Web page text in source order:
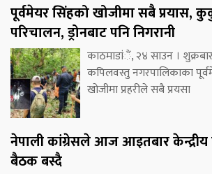
पूर्वमेयर सिंहको खोजीमा सबै प्रयास,
परिचालन, ड्रोनबाट पनि निगरानी
काठमाडांैं, २४ साउन ।
कपिलवस्तु नगरपालिकाका
खोजीमा प्रहरीले सबै प्रयसा
नेपाली कांग्रेसले आज आइतबार केन्द्रीय
बैठक बस्दै